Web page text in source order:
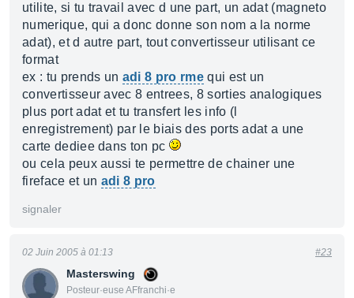
utilite, si tu travail avec d une part, un adat (magneto
numerique, qui a donc donne son nom a la norme
adat), et d autre part, tout convertisseur utilisant ce
format
ex : tu prends un adi 8 pro rmequi est un
convertisseur avec 8 entrees, 8 sorties analogiques
plus port adat et tu transfert les info (l
enregistrement) par le biais des ports adat a une
carte dediee dans ton pc
ou cela peux aussi te permettre de chainer une
fireface et un adi 8 pro
signaler
Masterswing
Posteur·euse AFfranchi·e
02 Juin 2005 à 01:13 #23